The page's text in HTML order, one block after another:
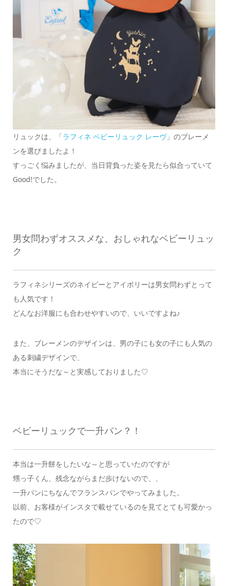
リュックは、「ラフィネ ベビーリュック レーヴ」のブレーメ
ンを選びましたよ！
すっごく悩みましたが、当日背負った姿を見たら似合っていて
Good!でした。
男女問わずオススメな、おしゃれなベビーリュッ
ク
ラフィネシリーズのネイビーとアイボリーは男女問わずとって
も人気です！
どんなお洋服にも合わせやすいので、いいですよね♪
また、ブレーメンのデザインは、男の子にも女の子にも人気の
ある刺繍デザインで、
本当にそうだな～と実感しておりました♡
ベビーリュックで一升パン？！
本当は一升餅をしたいな～と思っていたのですが
甥っ子くん、残念ながらまだ歩けないので、、
一升パンにちなんでフランスパンでやってみました。
以前、お客様がインスタで載せているのを見てとても可愛かっ
たので♡